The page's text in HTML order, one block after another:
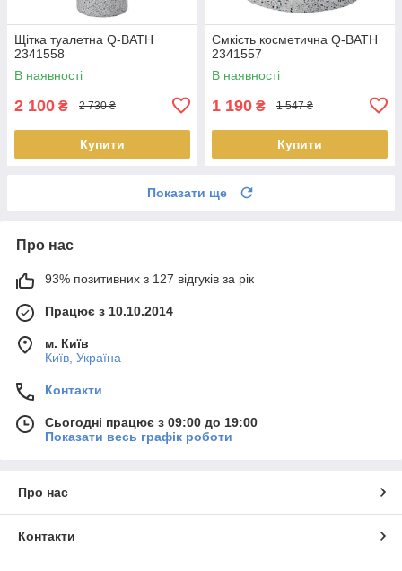
Щітка туалетна Q-BATH
2341558
В наявності
2 100 ₴ 2 730 ₴
Купити
Ємкість косметична Q-BATH
2341557
В наявності
1 190 ₴ 1 547 ₴
Купити
Показати ще
Про нас
93% позитивних з 127 відгуків за рік
Працює з 10.10.2014
м. Київ
Київ, Україна
Контакти
Сьогодні працює з 09:00 до 19:00
Показати весь графік роботи
Про нас
Контакти